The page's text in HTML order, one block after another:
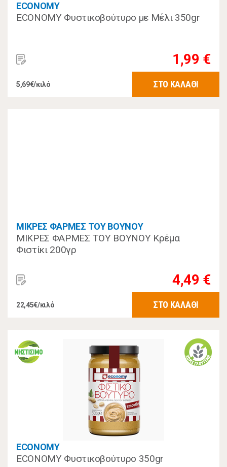
ECONOMY
ECONOMY Φυστικοβούτυρο με Μέλι 350gr
1,99 €
5,69€/κιλό ΣΤΟ ΚΑΛΑΘΙ
ΜΙΚΡΕΣ ΦΑΡΜΕΣ ΤΟΥ ΒΟΥΝΟΥ
ΜΙΚΡΕΣ ΦΑΡΜΕΣ ΤΟΥ ΒΟΥΝΟΥ Κρέμα
Φιστίκι 200γρ
4,49 €
22,45€/κιλό ΣΤΟ ΚΑΛΑΘΙ
ECONOMY
ECONOMY Φυστικοβούτυρο 350gr